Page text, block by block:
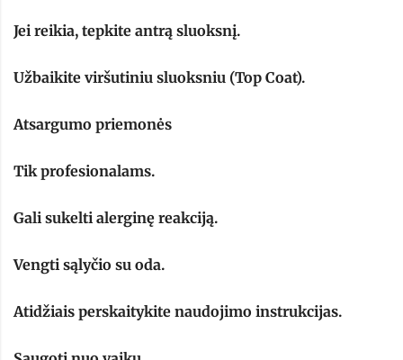
Jei reikia, tepkite antrą sluoksnį.
Užbaikite viršutiniu sluoksniu (Top Coat).
Atsargumo priemonės
Tik profesionalams.
Gali sukelti alerginę reakciją.
Vengti sąlyčio su oda.
Atidžiais perskaitykite naudojimo instrukcijas.